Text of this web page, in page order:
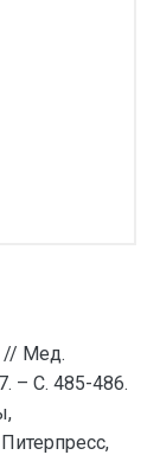
// Мед.
– С. 485-486.